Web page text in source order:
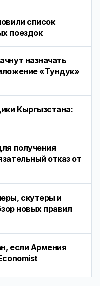
список
поездок
назначать
«Тундук»
Кыргызстана:
получения
отказ от
скутеры и
новых правил
если Армения